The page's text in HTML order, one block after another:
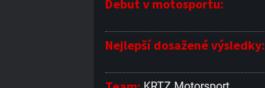
Debut v motosportu:
Nejlepší dosažené výsledky: